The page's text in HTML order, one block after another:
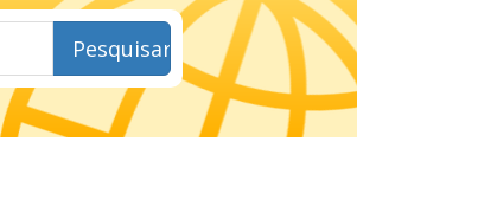
Pesquisar